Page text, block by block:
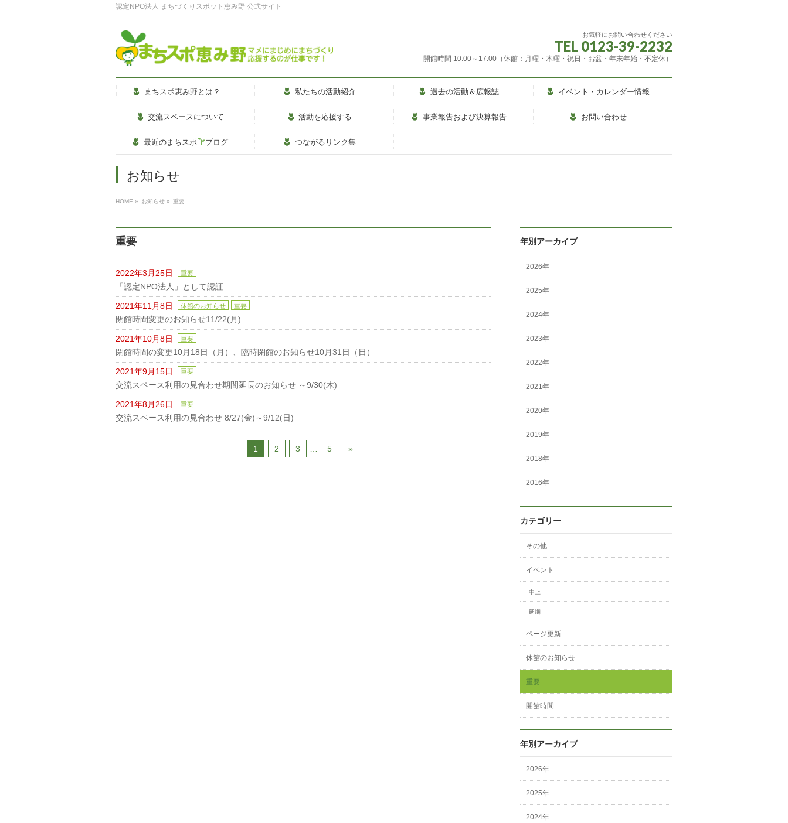
認定NPO法人 まちづくりスポット恵み野 公式サイト
お気軽にお問い合わせください
TEL 0123-39-2232
開館時間 10:00～17:00（休館：月曜・木曜・祝日・お盆・年末年始・不定休）
まちスポ恵み野とは？ 私たちの活動紹介 過去の活動＆広報誌 イベント・カレンダー情報
交流スペースについて 活動を応援する 事業報告および決算報告 お問い合わせ
最近のまちスポ ブログ つながるリンク集
お知らせ
HOME » お知らせ » 重要
重要
2022年3月25日 重要
「認定NPO法人」として認証
2021年11月8日 休館のお知らせ 重要
閉館時間変更のお知らせ11/22(月)
2021年10月8日 重要
閉館時間の変更10月18日（月）、臨時閉館のお知らせ10月31日（日）
2021年9月15日 重要
交流スペース利用の見合わせ期間延長のお知らせ ～9/30(木)
2021年8月26日 重要
交流スペース利用の見合わせ 8/27(金)～9/12(日)
1 2 3 5 »
年別アーカイブ
2026年
2025年
2024年
2023年
2022年
2021年
2020年
2019年
2018年
2016年
カテゴリー
その他
イベント
中止
延期
ページ更新
休館のお知らせ
重要
開館時間
年別アーカイブ
2026年
2025年
2024年